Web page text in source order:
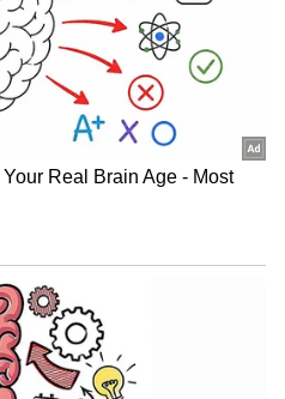
(Income Tax Payer
ಐಟಿ ಪಾವತಿದಾರರಾಗಿದ್ದರೆ
ಕಡ್ಡಾಯ.
Details):ನೀವು ಸರ್ಕಾರಿ
ಖಾಸಗಿ
ವ್ಯಾಪಾರಿ, ರೈತ
ಮಾಹಿತಿ.